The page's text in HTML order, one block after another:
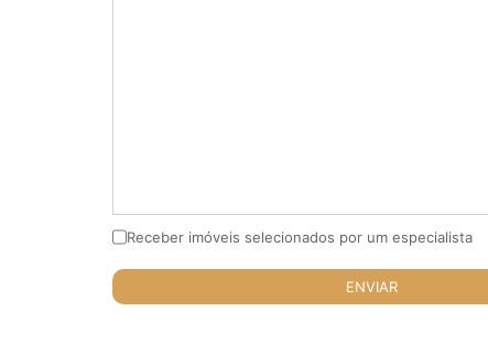
Receber imóveis selecionados por um especialista